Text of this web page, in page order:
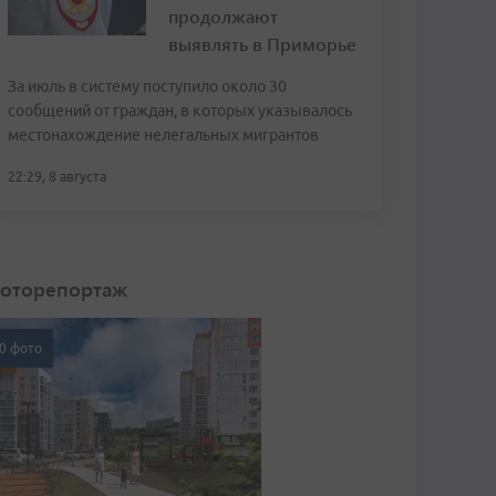
продолжают
выявлять в Приморье
За июль в систему поступило около 30
сообщений от граждан, в которых указывалось
местонахождение нелегальных мигрантов
22:29, 8 августа
фото